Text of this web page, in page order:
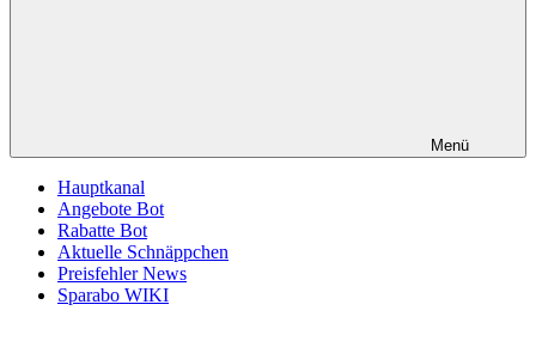
Menü
Hauptkanal
Angebote Bot
Rabatte Bot
Aktuelle Schnäppchen
Preisfehler News
Sparabo WIKI